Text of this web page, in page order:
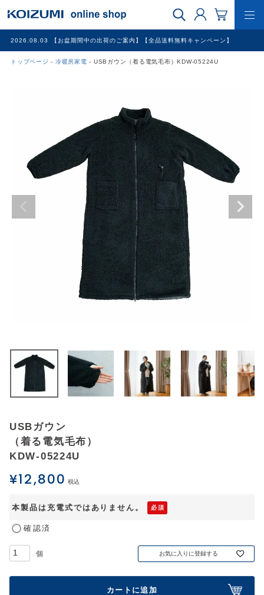
2026.08.03 【お盆期間中の出荷のご案内】【全品送料無料キャンペーン】
トップページ 冷暖房家電 USBガウン（着る電気毛布）KDW-05224U
調理家電
冷暖房家電
アウトレットSALE
USBガウン
（着る電気毛布）
KDW-05224U
¥12,800 税込
本製品は充電式ではありません。
確認済
お気に入りに登録する
カートに追加